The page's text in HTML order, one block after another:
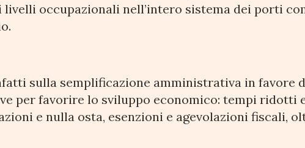
livelli occupazionali nell’intero sistema dei porti
sulla semplificazione amministrativa in favore
per favorire lo sviluppo economico: tempi ridotti
e nulla osta, esenzioni e agevolazioni fiscali,